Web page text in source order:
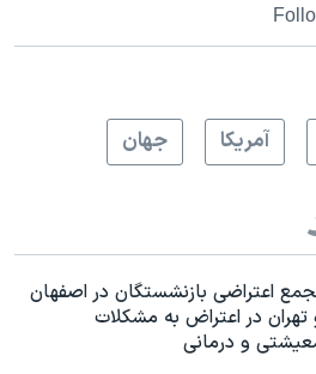
آمريکا جهان
اعتراضی بازنشستگان در اصفهان
تهران در اعتراض به مشکلات
و درمانی